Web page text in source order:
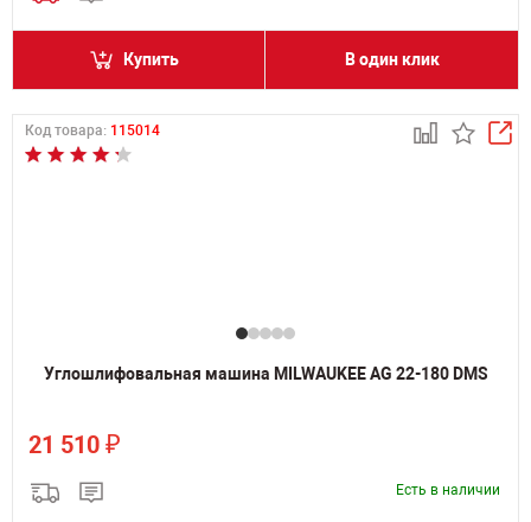
Купить В один клик
Код товара: 115014
Углошлифовальная машина MILWAUKEE AG 22-180 DMS
21 510 ₽
Есть в наличии